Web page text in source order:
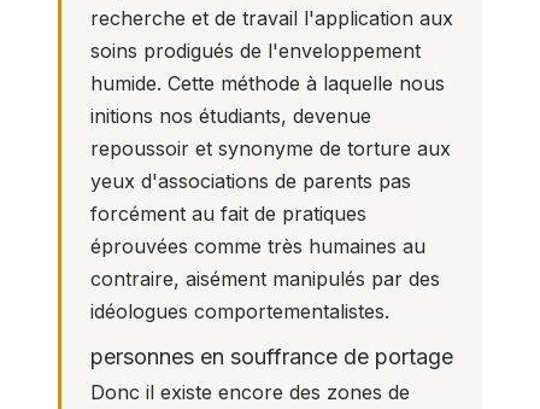
recherche et de travail l'application aux
soins prodigués de l'enveloppement
humide. Cette méthode à laquelle nous
initions nos étudiants, devenue
repoussoir et synonyme de torture aux
yeux d'associations de parents pas
forcément au fait de pratiques
éprouvées comme très humaines au
contraire, aisément manipulés par des
idéologues comportementalistes.
personnes en souffrance de portage
Donc il existe encore des zones de